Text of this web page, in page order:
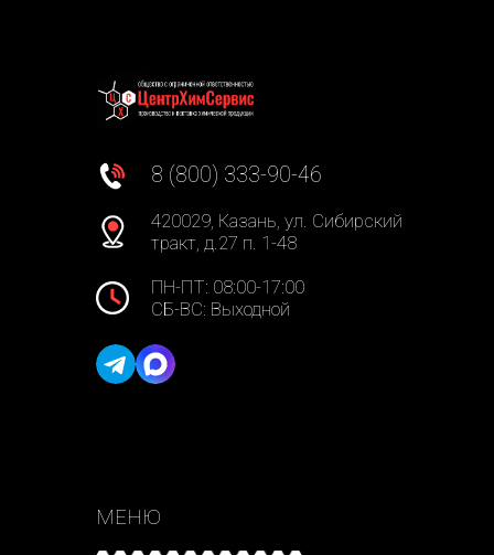
8 (800) 333-90-46
420029, Казань, ул. Сибирский
тракт, д.27 п. 1-48
ПН-ПТ: 08:00-17:00
СБ-ВС: Выходной
МЕНЮ